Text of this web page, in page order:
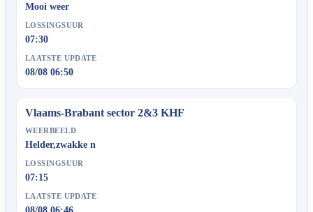
Mooi weer
LOSSINGSUUR
07:30
LAATSTE UPDATE
08/08 06:50
Vlaams-Brabant sector 2&3 KHF
WEERBEELD
Helder,zwakke n
LOSSINGSUUR
07:15
LAATSTE UPDATE